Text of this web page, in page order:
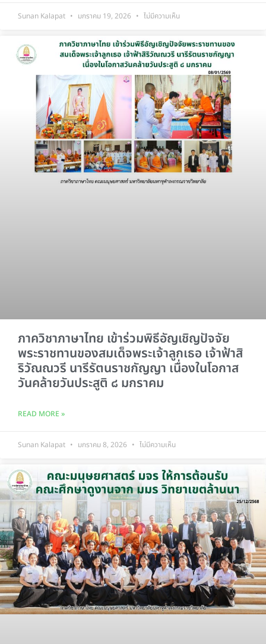
Sunan Kalapat มกราคม 19, 2026 ไม่มีความเห็น
ภาควิชาภาษาไทย เข้าร่วมพิธีอัญเชิญปัจจัย
พระราชทานของสมเด็จพระเจ้าลูกเธอ เจ้าฟ้าสิ
ริวัณณวรี นารีรัตนราชกัญญา เนื่องในโอกาส
วันคล้ายวันประสูติ ๘ มกราคม
READ MORE »
Sunan Kalapat มกราคม 8, 2026 ไม่มีความเห็น